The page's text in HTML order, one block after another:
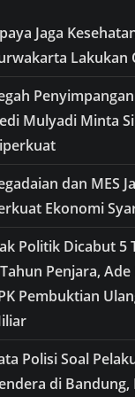
Jaga
Lakukan
Mulyadi Minta
dan MES
Ekonomi
Politik Dicabut 5
Penjara,
Pembuktian
Polisi Soal
di